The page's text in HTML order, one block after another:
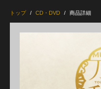
CD・DVD
トップ CD・DVD 商品詳細